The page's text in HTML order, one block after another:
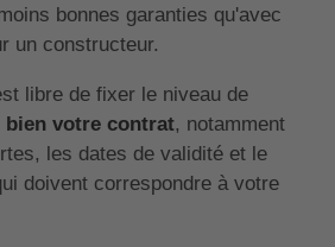
bonnes garanties qu'avec
un constructeur.
libre de fixer le niveau de
bien votre contrat, notamment
les dates de validité et le
doivent correspondre à votre